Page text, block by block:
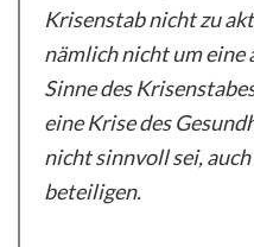
Krisenstab nicht zu
nämlich nicht um eine
Sinne des
eine Krise des
nicht sinnvoll sei,
beteiligen.